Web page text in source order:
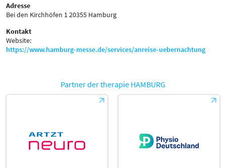
Adresse
Bei den Kirchhöfen 120355 Hamburg
Kontakt
Website:
https://www.hamburg-messe.de/services/anreise-uebernachtung
Partner der therapie HAMBURG